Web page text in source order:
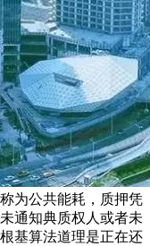
为公共能耗，质押凭
通知典质权人或者未
基算法道理是正在还